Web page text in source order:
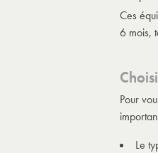
Ces
6 mois,
Pour
Le